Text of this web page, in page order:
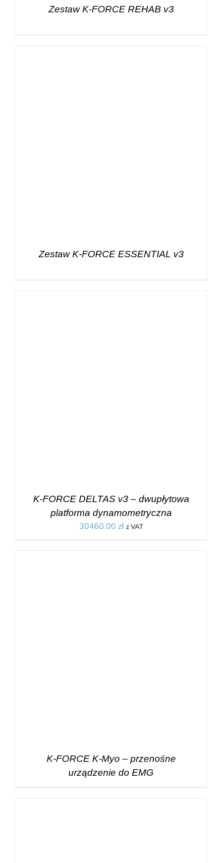
Zestaw K-FORCE REHAB v3
Zestaw K-FORCE ESSENTIAL v3
K-FORCE DELTAS v3 – dwupłytowa
platforma dynamometryczna
30460.00 zł z VAT
K-FORCE K-Myo – przenośne
urządzenie do EMG